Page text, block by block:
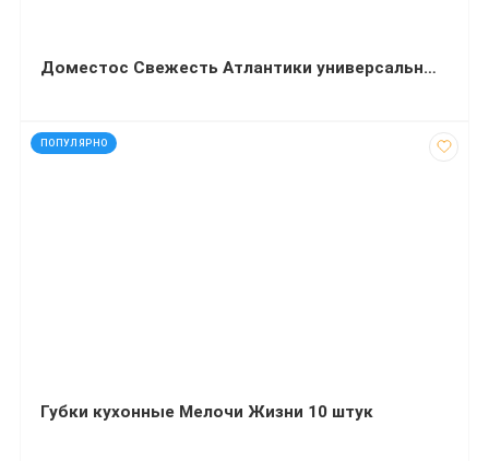
Доместос Свежесть Атлантики универсальный 24 ч 1 л
ПОПУЛЯРНО
код: 10003
Губки кухонные Мелочи Жизни 10 штук